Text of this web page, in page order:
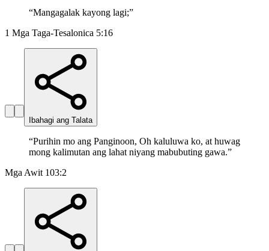
“Mangagalak kayong lagi;”
1 Mga Taga-Tesalonica 5:16
Ibahagi ang Talata
“Purihin mo ang Panginoon, Oh kaluluwa ko, at huwag
mong kalimutan ang lahat niyang mabubuting gawa.”
Mga Awit 103:2